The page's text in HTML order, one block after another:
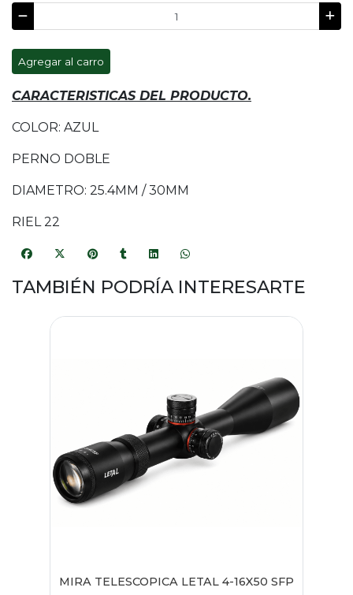
Agregar al carro
CARACTERISTICAS DEL PRODUCTO.
COLOR: AZUL
PERNO DOBLE
DIAMETRO: 25.4MM / 30MM
RIEL 22
TAMBIÉN PODRÍA INTERESARTE
MIRA TELESCOPICA LETAL 4-16X50 SFP